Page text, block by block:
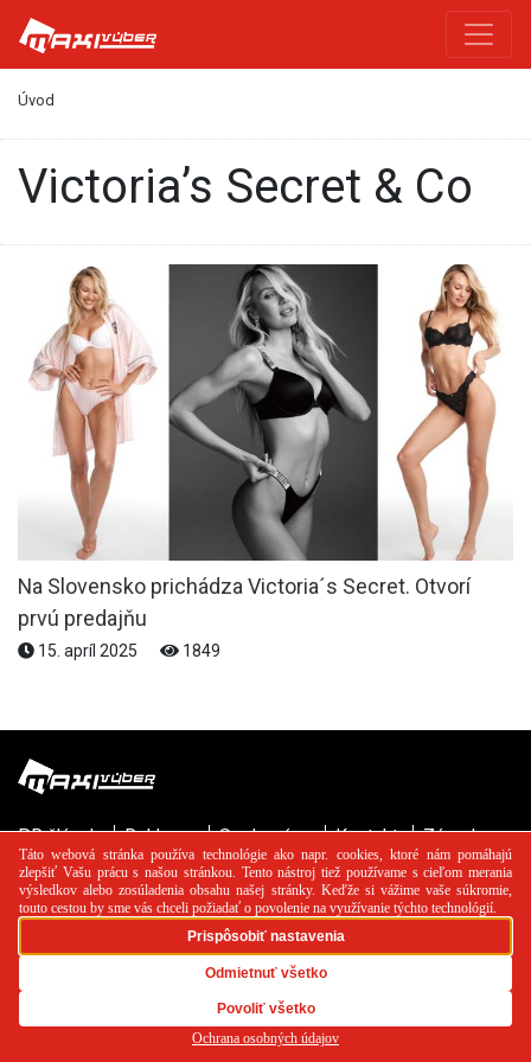
Úvod
Victoria’s Secret & Co
Na Slovensko prichádza Victoria´s Secret. Otvorí
prvú predajňu
15. apríl 2025 1849
PR článok Reklama Spolupráca Kontakt
Zásady
používania cookies
RSS